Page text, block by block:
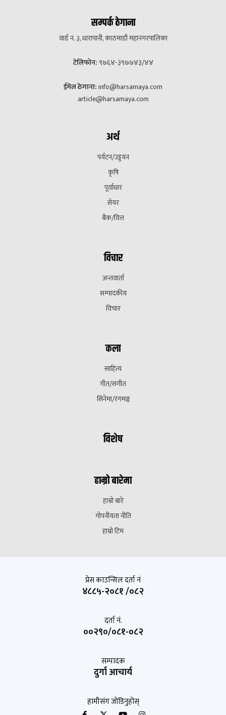
सम्पर्क ठेगाना
वार्ड नं. ३, धारापानी, काठमाडौं महानगरपालिका
टेलिफोन: ९७६४-३९७७४३/४४
ईमेल ठेगाना:info@harsamaya.com
article@harsamaya.com
अर्थ
पर्यटन/उड्डयन
कृषि
पूर्वाधार
सेयर
बैक/वित्त
विचार
अन्तवार्ता
सम्पादकीय
विचार
कला
साहित्य
गीत/संगीत
सिनेमा/रंगमञ्च
विशेष
हाम्रो बारेमा
हाम्रो बारे
गोपनीयता नीति
हाम्रो टिम
प्रेस काउन्सिल दर्ता नं
४८८५-२०८१ /०८२
दर्ता नं.
००२९०/०८१-०८२
सम्पादक
दुर्गा आचार्य
हामीसंग जोडिनुहोस्